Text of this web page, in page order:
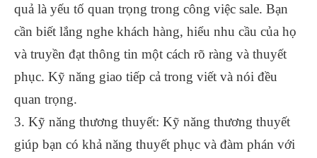
quả là yếu tố quan trọng trong công việc sale. Bạn
cần biết lắng nghe khách hàng, hiểu nhu cầu của họ
và truyền đạt thông tin một cách rõ ràng và thuyết
phục. Kỹ năng giao tiếp cả trong viết và nói đều
quan trọng.
3. Kỹ năng thương thuyết: Kỹ năng thương thuyết
giúp bạn có khả năng thuyết phục và đàm phán với